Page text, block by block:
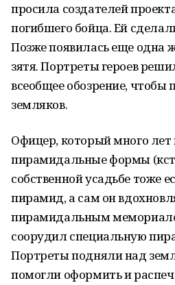
просила создателей
погибшего бойца. Ей
Позже появилась еще одна
зятя. Портреты героев
всеобщее обозрение, чтобы
земляков.
Офицер, который много лет
пирамидальные формы
собственной усадьбе тоже
пирамид, а сам он
пирамидальным
соорудил специальную
Портреты подняли над
помогли оформить и